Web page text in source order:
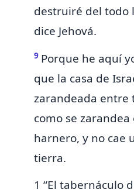
destruiré del todo
dice Jehová.
9 Porque he aquí
que la casa de
zarandeada entre
como se zarandea
harnero, y no cae
tierra.
1 “El tabernáculo